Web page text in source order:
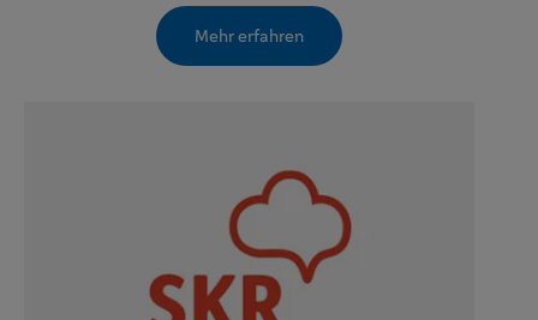
Mehr erfahren